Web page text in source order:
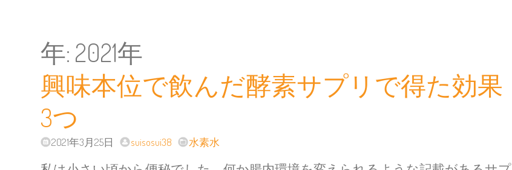
年: 2021年
興味本位で飲んだ酵素サプリで得た効果
3つ
2021年3月25日 suisosui38 水素水